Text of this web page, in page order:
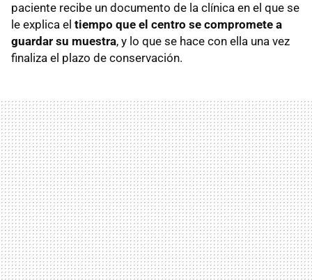
paciente recibe un documento de la clínica en el que se
le explica el tiempo que el centro se compromete a
guardar su muestra, y lo que se hace con ella una vez
finaliza el plazo de conservación.